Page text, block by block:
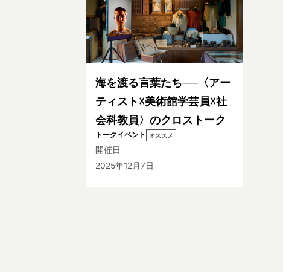
海を渡る言葉たち──〈アー
ティスト☓美術館学芸員☓社
会科教員〉のクロストーク
トークイベント オススメ
開催日
2025年12月7日